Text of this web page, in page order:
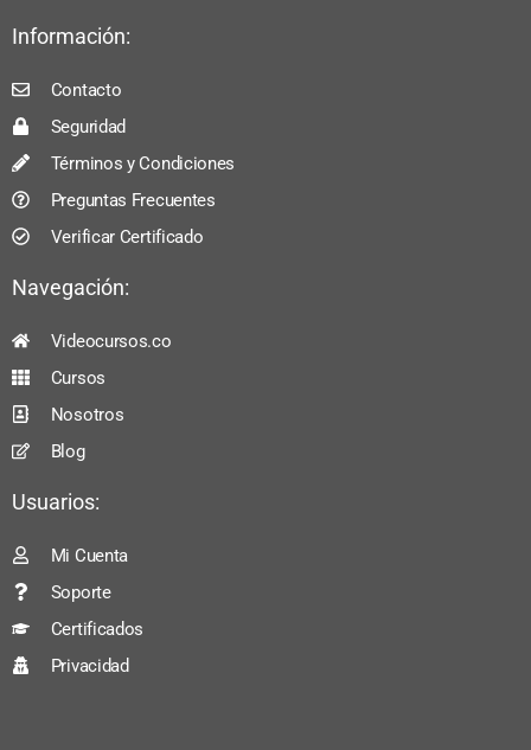
Información:
Contacto
Seguridad
Términos y Condiciones
Preguntas Frecuentes
Verificar Certificado
Navegación:
Videocursos.co
Cursos
Nosotros
Blog
Usuarios:
Mi Cuenta
Soporte
Certificados
Privacidad